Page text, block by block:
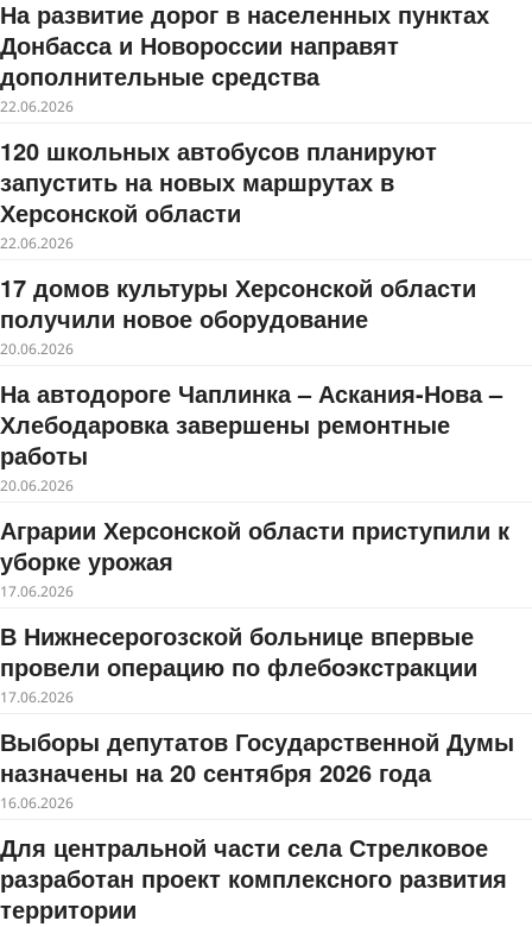
На развитие дорог в населенных пунктах
Донбасса и Новороссии направят
дополнительные средства
22.06.2026
120 школьных автобусов планируют
запустить на новых маршрутах в
Херсонской области
22.06.2026
17 домов культуры Херсонской области
получили новое оборудование
20.06.2026
На автодороге Чаплинка – Аскания-Нова –
Хлебодаровка завершены ремонтные
работы
20.06.2026
Аграрии Херсонской области приступили к
уборке урожая
17.06.2026
В Нижнесерогозской больнице впервые
провели операцию по флебоэкстракции
17.06.2026
Выборы депутатов Государственной Думы
назначены на 20 сентября 2026 года
16.06.2026
Для центральной части села Стрелковое
разработан проект комплексного развития
территории